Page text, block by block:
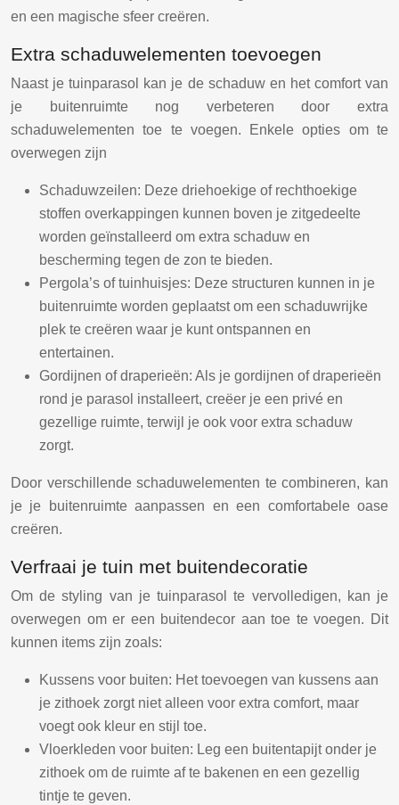
en een magische sfeer creëren.
Extra schaduwelementen toevoegen
Naast je tuinparasol kan je de schaduw en het comfort van
je buitenruimte nog verbeteren door extra
schaduwelementen toe te voegen. Enkele opties om te
overwegen zijn
Schaduwzeilen: Deze driehoekige of rechthoekige
stoffen overkappingen kunnen boven je zitgedeelte
worden geïnstalleerd om extra schaduw en
bescherming tegen de zon te bieden.
Pergola’s of tuinhuisjes: Deze structuren kunnen in je
buitenruimte worden geplaatst om een schaduwrijke
plek te creëren waar je kunt ontspannen en
entertainen.
Gordijnen of draperieën: Als je gordijnen of draperieën
rond je parasol installeert, creëer je een privé en
gezellige ruimte, terwijl je ook voor extra schaduw
zorgt.
Door verschillende schaduwelementen te combineren, kan
je je buitenruimte aanpassen en een comfortabele oase
creëren.
Verfraai je tuin met buitendecoratie
Om de styling van je tuinparasol te vervolledigen, kan je
overwegen om er een buitendecor aan toe te voegen. Dit
kunnen items zijn zoals:
Kussens voor buiten: Het toevoegen van kussens aan
je zithoek zorgt niet alleen voor extra comfort, maar
voegt ook kleur en stijl toe.
Vloerkleden voor buiten: Leg een buitentapijt onder je
zithoek om de ruimte af te bakenen en een gezellig
tintje te geven.